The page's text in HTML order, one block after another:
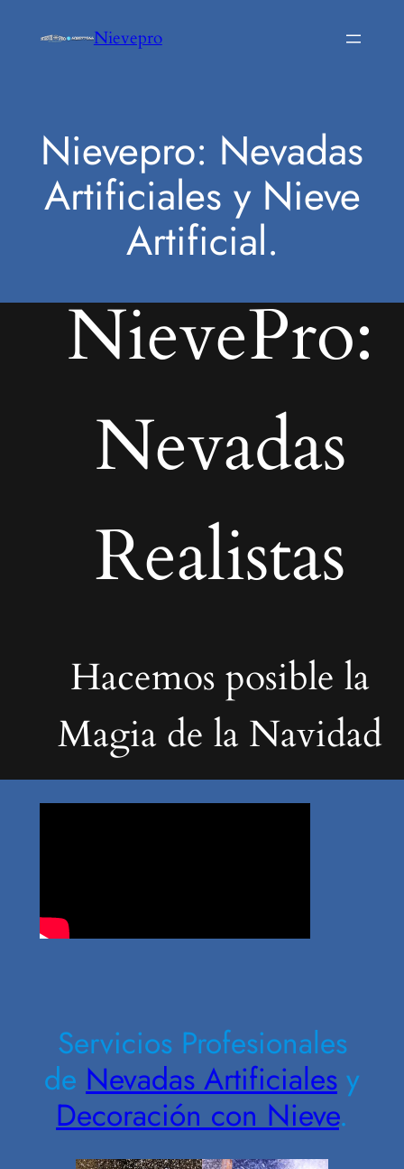
Nievepro
Nievepro: Nevadas
Artificiales y Nieve
Artificial.
NievePro:
Nevadas
Realistas
Hacemos posible la
Magia de la Navidad
Servicios Profesionales
de Nevadas Artificiales y
Decoración con Nieve.